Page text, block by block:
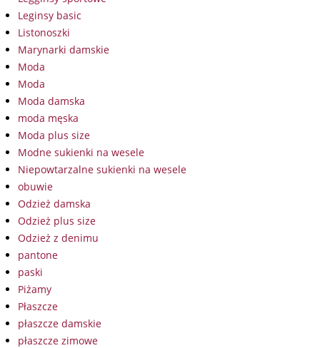
Leginsy basic
Listonoszki
Marynarki damskie
Moda
Moda
Moda damska
moda męska
Moda plus size
Modne sukienki na wesele
Niepowtarzalne sukienki na wesele
obuwie
Odzież damska
Odzież plus size
Odzież z denimu
pantone
paski
Piżamy
Płaszcze
płaszcze damskie
płaszcze zimowe